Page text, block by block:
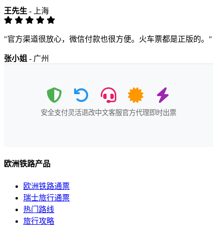
王先生 - 上海
"官方渠道很放心，微信付款也很方便。火车票都是正版的。"
张小姐 - 广州
安全支付灵活退改中文客服官方代理即时出票
欧洲铁路产品
欧洲铁路通票
瑞士旅行通票
热门路线
旅行攻略